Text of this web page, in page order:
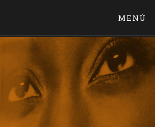
MENÚ